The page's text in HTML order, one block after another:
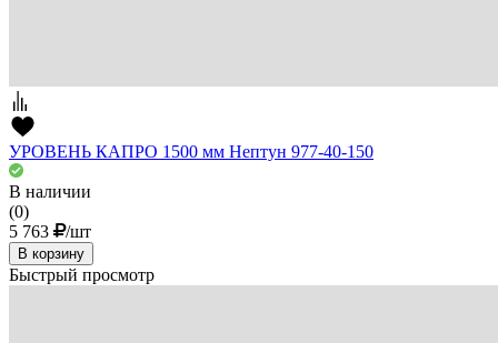
УРОВЕНЬ КАПРО 1500 мм Нептун 977-40-150
В наличии
(0)
5 763
/шт
В корзину
Быстрый просмотр